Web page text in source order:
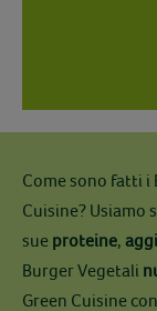
Come sono fatti i
Cuisine? Usiamo
sue proteine,
Burger Vegetali
Green Cuisine